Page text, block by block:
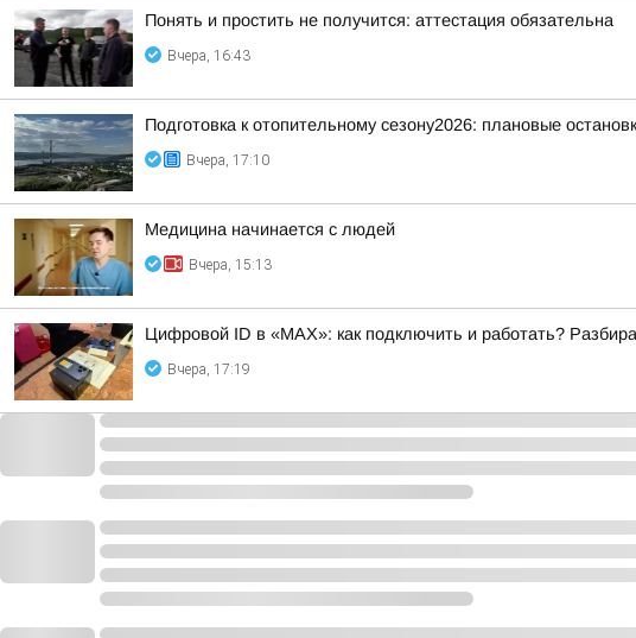
Понять и простить не получится: аттестация обязательна
Вчера, 16:43
Подготовка к отопительному сезону2026: плановые
Вчера, 17:10
Медицина начинается с людей
Вчера, 15:13
Цифровой ID в «MAX»: как подключить и работать?
Вчера, 17:19